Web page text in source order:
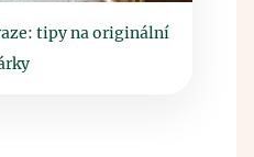
tipy na originální